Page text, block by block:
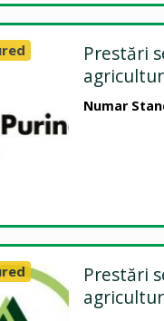
Prestări
Numar
Prestări